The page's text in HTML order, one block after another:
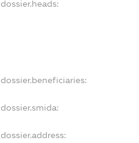
dossier.heads:
dossier.beneficiaries:
dossier.smida:
dossier.address: